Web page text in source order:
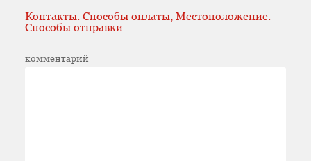
Контакты. Способы оплаты, Местоположение.
Способы отправки
комментарий